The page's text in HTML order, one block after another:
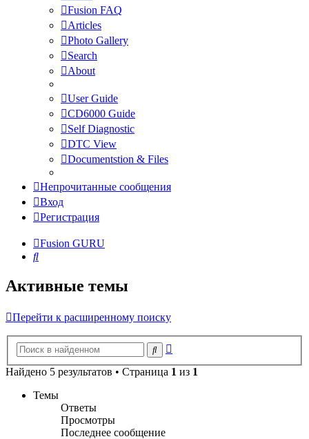
Fusion FAQ
Articles
Photo Gallery
Search
About
User Guide
CD6000 Guide
Self Diagnostic
DTC View
Documentstion & Files
Непрочитанные сообщения
Вход
Регистрация
Fusion GURU
Поиск
Активные темы
Перейти к расширенному поиску
Поиск
Найдено 5 результатов • Страница 1 из 1
Темы
Ответы
Просмотры
Последнее сообщение